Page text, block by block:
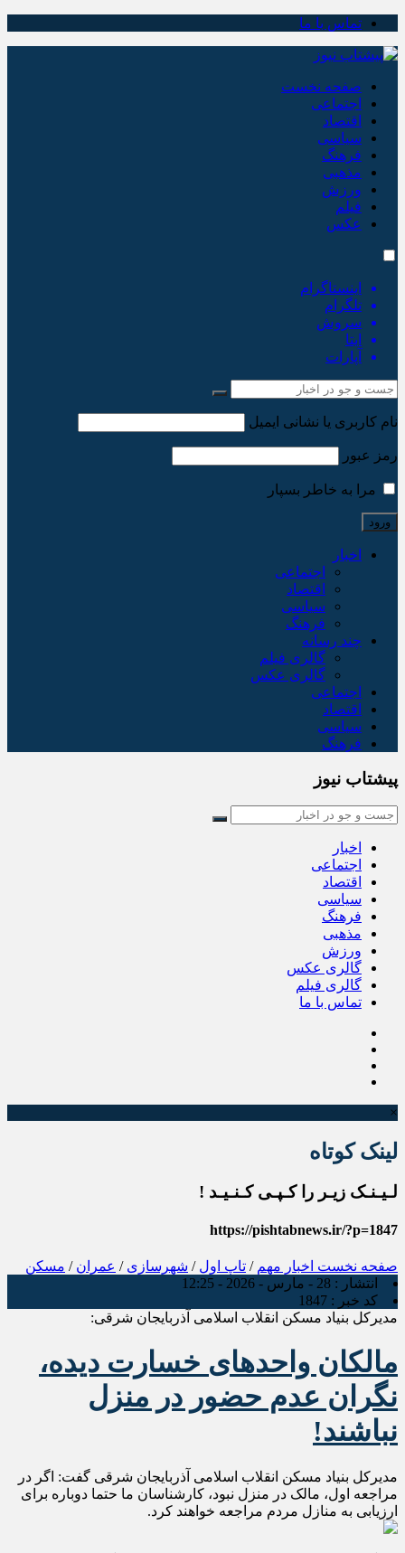
تماس با ما
صفحه نخست
اجتماعی
اقتصاد
سیاسی
فرهنگ
مذهبی
ورزش
فیلم
عکس
اینستاگرام
تلگرام
سروش
ایتا
آپارات
نام کاربری یا نشانی ایمیل
رمز عبور
مرا به خاطر بسپار
اخبار
اجتماعی
اقتصاد
سیاسی
فرهنگ
چند رسانه
گالری فیلم
گالری عکس
اجتماعی
اقتصاد
سیاسی
فرهنگ
پیشتاب نیوز
اخبار
اجتماعی
اقتصاد
سیاسی
فرهنگ
مذهبی
ورزش
گالری عکس
گالری فیلم
تماس با ما
×
لینک کوتاه
لـیـنـک زیـر را کـپـی کـنـیـد !
https://pishtabnews.ir/?p=1847
صفحه نخست اخبار مهم / تاپ اول / شهرسازی / عمران / مسکن
انتشار : 28 - مارس - 2026 - 12:25
کد خبر : 1847
مدیرکل بنیاد مسکن انقلاب اسلامی آذربایجان شرقی:
مالکان واحد‌های خسارت دیده،
نگران عدم حضور در منزل
نباشند!
مدیرکل بنیاد مسکن انقلاب اسلامی آذربایجان شرقی گفت: اگر در
مراجعه اول، مالک در منزل نبود، کارشناسان ما حتما دوباره برای
ارزیابی به منازل مردم مراجعه خواهند کرد.